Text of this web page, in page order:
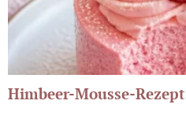
Himbeer-Mousse-Rezept